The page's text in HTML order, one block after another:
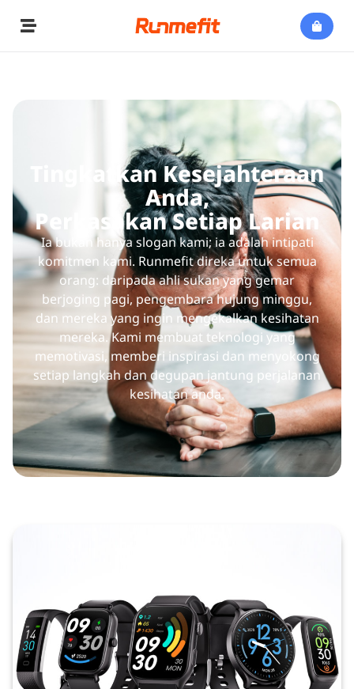
Tingkatkan Kesejahteraan
Anda,
Perkasakan Setiap Larian
Ia bukan hanya slogan kami; ia adalah intipati
komitmen kami. Runmefit direka untuk semua
orang: daripada ahli sukan yang gemar
berjoging pagi, pengembara hujung minggu,
dan mereka yang ingin mengekalkan kesihatan
mereka. Kami membuat teknologi yang
memotivasi, memberi inspirasi dan menyokong
setiap langkah dan degupan jantung perjalanan
kesihatan anda.